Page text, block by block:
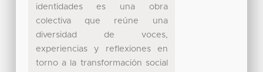
identidades es una obra
colectiva que reúne una
diversidad de voces,
experiencias y reflexiones en
torno a la transformación social